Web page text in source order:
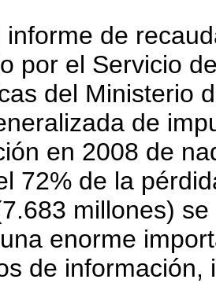
informe de
por el Servicio
del Ministerio
de
en 2008 de
72% de la
millones)
enorme
de